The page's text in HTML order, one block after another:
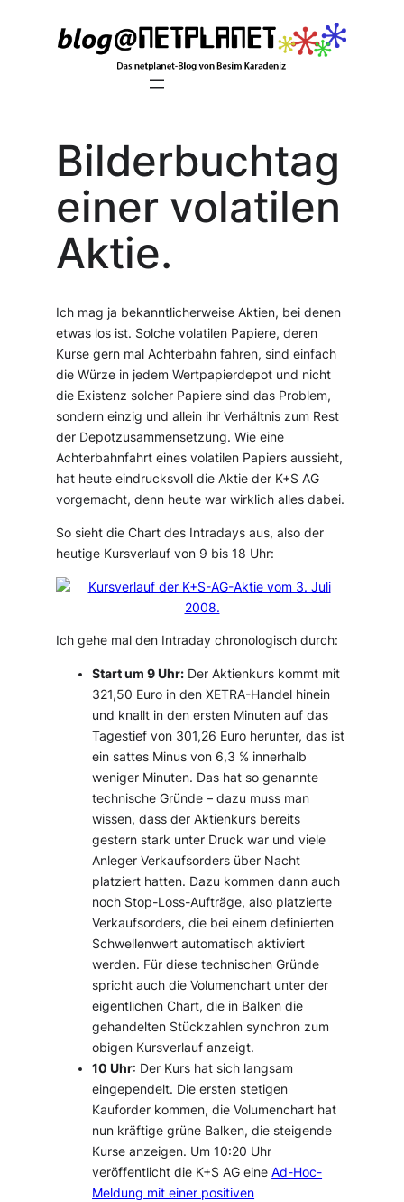
Bilderbuchtag
einer volatilen
Aktie.
Ich mag ja bekanntlicherweise Aktien, bei denen
etwas los ist. Solche volatilen Papiere, deren
Kurse gern mal Achterbahn fahren, sind einfach
die Würze in jedem Wertpapierdepot und nicht
die Existenz solcher Papiere sind das Problem,
sondern einzig und allein ihr Verhältnis zum Rest
der Depotzusammensetzung. Wie eine
Achterbahnfahrt eines volatilen Papiers aussieht,
hat heute eindrucksvoll die Aktie der K+S AG
vorgemacht, denn heute war wirklich alles dabei.
So sieht die Chart des Intradays aus, also der
heutige Kursverlauf von 9 bis 18 Uhr:
Ich gehe mal den Intraday chronologisch durch:
Start um 9 Uhr: Der Aktienkurs kommt mit
321,50 Euro in den XETRA-Handel hinein
und knallt in den ersten Minuten auf das
Tagestief von 301,26 Euro herunter, das ist
ein sattes Minus von 6,3 % innerhalb
weniger Minuten. Das hat so genannte
technische Gründe – dazu muss man
wissen, dass der Aktienkurs bereits
gestern stark unter Druck war und viele
Anleger Verkaufsorders über Nacht
platziert hatten. Dazu kommen dann auch
noch Stop-Loss-Aufträge, also platzierte
Verkaufsorders, die bei einem definierten
Schwellenwert automatisch aktiviert
werden. Für diese technischen Gründe
spricht auch die Volumenchart unter der
eigentlichen Chart, die in Balken die
gehandelten Stückzahlen synchron zum
obigen Kursverlauf anzeigt.
10 Uhr: Der Kurs hat sich langsam
eingependelt. Die ersten stetigen
Kauforder kommen, die Volumenchart hat
nun kräftige grüne Balken, die steigende
Kurse anzeigen. Um 10:20 Uhr
veröffentlicht die K+S AG eineAd-Hoc-
Meldung mit einer positiven